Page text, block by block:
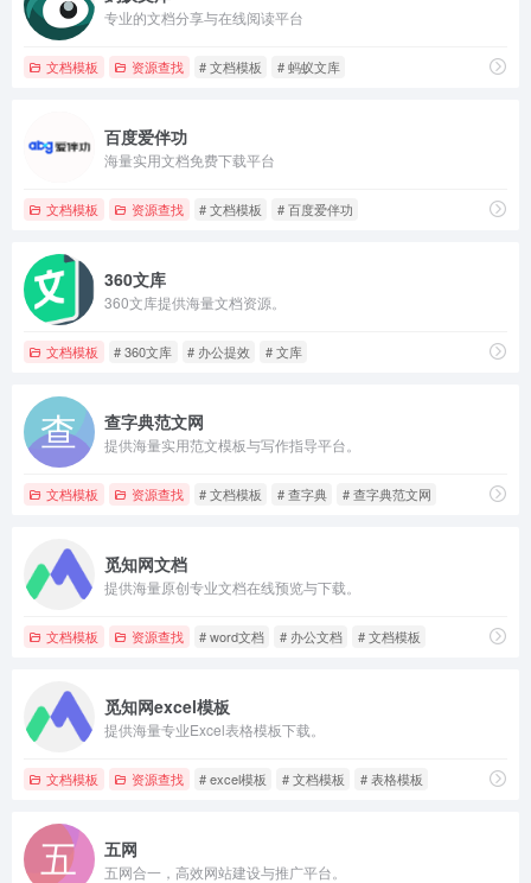
专业的文档分享与在线阅读平台
文档模板 资源查找 # 文档模板 # 蚂蚁文库
百度爱伴功
海量实用文档免费下载平台
文档模板 资源查找 # 文档模板 # 百度爱伴功
360文库
360文库提供海量文档资源。
文档模板 # 360文库 # 办公提效 # 文库
查字典范文网
提供海量实用范文模板与写作指导平台。
文档模板 资源查找 # 文档模板 # 查字典 # 查字典范文网
觅知网文档
提供海量原创专业文档在线预览与下载。
文档模板 资源查找 # word文档 # 办公文档 # 文档模板
觅知网excel模板
提供海量专业Excel表格模板下载。
文档模板 资源查找 # excel模板 # 文档模板 # 表格模板
五网
五网合一，高效网站建设与推广平台。